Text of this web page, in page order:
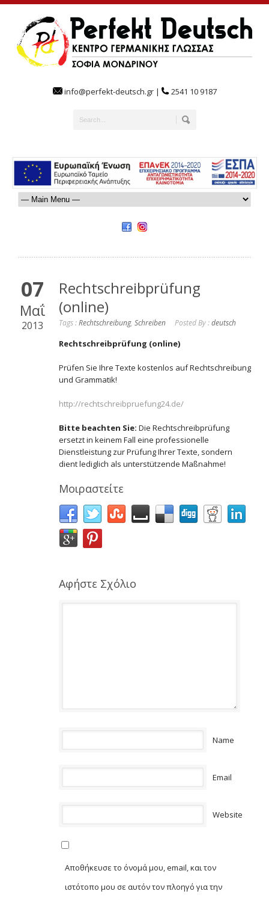
info@perfekt-deutsch.gr | 2541 10 9187
07
Μαΐ
2013
Rechtschreibprüfung
(online)
Tags :Rechtschreibung, Schreiben Posted By :deutsch
Rechtschreibprüfung (online)
Prüfen Sie Ihre Texte kostenlos auf Rechtschreibung
und Grammatik!
http://rechtschreibpruefung24.de/
Bitte beachten Sie: Die Rechtschreibprüfung
ersetzt in keinem Fall eine professionelle
Dienstleistung zur Prüfung Ihrer Texte, sondern
dient lediglich als unterstützende Maßnahme!
Μοιραστείτε
Αφήστε Σχόλιο
Name
Email
Website
Αποθήκευσε το όνομά μου, email, και τον
ιστότοπο μου σε αυτόν τον πλοηγό για την